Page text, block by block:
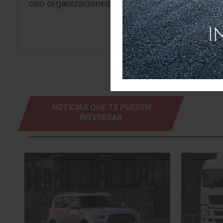
con organizaciones asociadas de todo el
NOTICIAS QUE TE PUEDEN
INTERESAR